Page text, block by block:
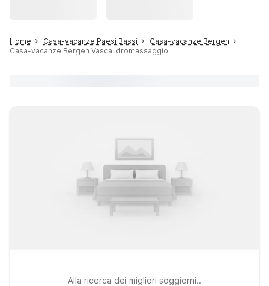
Home Casa-vacanze Paesi Bassi
Casa-vacanze Bergen
Casa-vacanze Bergen Vasca Idromassaggio
Alla ricerca dei migliori soggiorni..